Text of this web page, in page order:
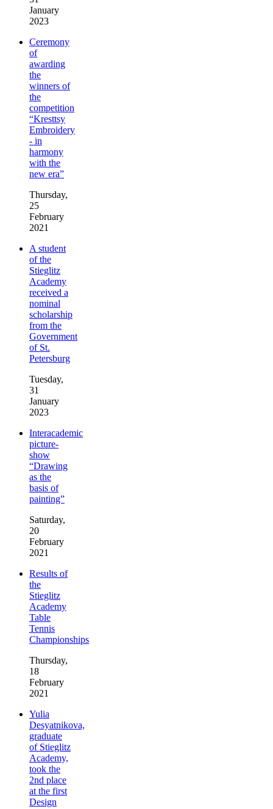
January
2023
Ceremony
of
awarding
the
winners of
the
competition
“Kresttsy
Embroidery
- in
harmony
with the
new era”
Thursday,
25
February
2021
A student
of the
Stieglitz
Academy
received a
nominal
scholarship
from the
Government
of St.
Petersburg
Tuesday,
31
January
2023
Interacademic
picture-
show
“Drawing
as the
basis of
painting”
Saturday,
20
February
2021
Results of
the
Stieglitz
Academy
Table
Tennis
Championships
Thursday,
18
February
2021
Yulia
Desyatnikova,
graduate
of Stieglitz
Academy,
took the
2nd place
at the first
Design